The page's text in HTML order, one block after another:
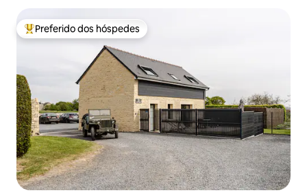
Entre os melhores preferidos dos hóspedes
Preferido dos hóspedes